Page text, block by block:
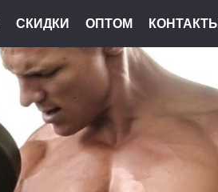
СКИДКИ ОПТОМ КОНТАКТЫ